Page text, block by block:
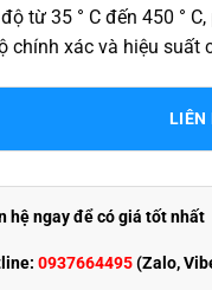
từ 35 ° C đến 450 °
chính xác và hiệu suất
LIÊN
hệ ngay để có giá tốt nhất
0937664495(Zalo,